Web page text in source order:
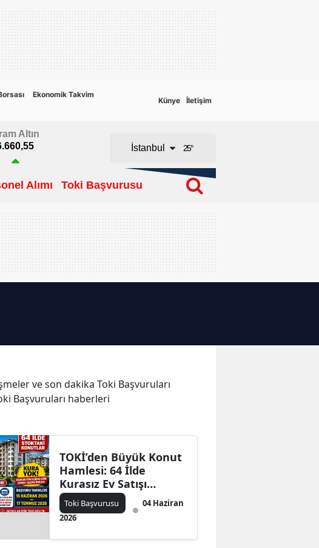
Ekonomik Takvim
Künye İletişim
Altın
İstanbul
Adana
Adıyaman
Artvin
Aydın
Balıkesir
Bilecik
Burdur
Çanakkale
Çankırı
Çorum
Denizli
25°
Alımı Toki Başvurusu
ve son dakika Toki Başvuruları
Başvuruları haberleri
TOKİ’den Büyük Konut
Hamlesi: 64 İlde
Kurasız Ev Satışı
Başlıyor! Başvuru
Şartları ve İl İl Konut
Sayıları Açıklandı
Toki Başvurusu
04 Haziran
2026